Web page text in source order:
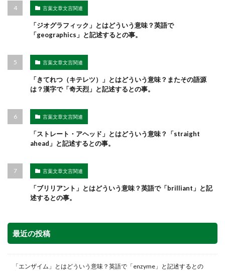
言葉文章文言関連
「ジオグラフィック」とはどういう意味？英語で
「geographics」と記述するとの事。
言葉文章文言関連
「きてれつ（キテレツ）」とはどういう意味？またその語源
は？漢字で「奇天烈」と記述するとの事。
言葉文章文言関連
「ストレート・アヘッド」とはどういう意味？「straight
ahead」と記述するとの事。
言葉文章文言関連
「ブリリアント」とはどういう意味？英語で「brilliant」と記
述するとの事。
最近の投稿
「エンザイム」とはどういう意味？英語で「enzyme」と記述するとの